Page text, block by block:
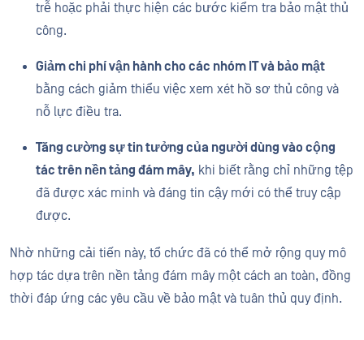
trễ hoặc phải thực hiện các bước kiểm tra bảo mật thủ
công.
Giảm chi phí vận hành cho các nhóm IT và bảo mật
bằng cách giảm thiểu việc xem xét hồ sơ thủ công và
nỗ lực điều tra.
Tăng cường sự tin tưởng của người dùng vào cộng
tác trên nền tảng đám mây, khi biết rằng chỉ những tệp
đã được xác minh và đáng tin cậy mới có thể truy cập
được.
Nhờ những cải tiến này, tổ chức đã có thể mở rộng quy mô
hợp tác dựa trên nền tảng đám mây một cách an toàn, đồng
thời đáp ứng các yêu cầu về bảo mật và tuân thủ quy định.